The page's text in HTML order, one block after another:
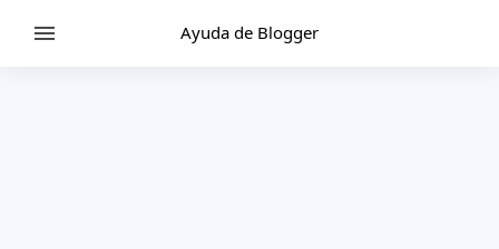
Ayuda de Blogger